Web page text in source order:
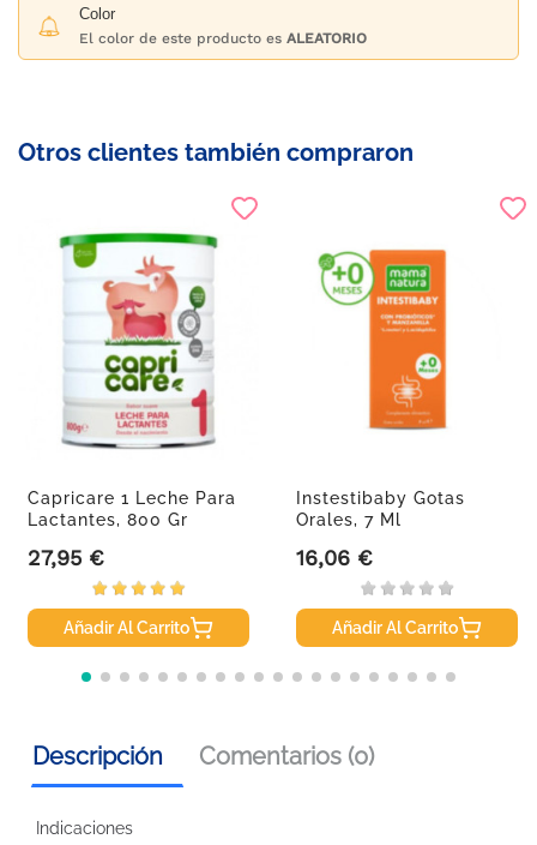
Color
El color de este producto es ALEATORIO
Otros clientes también compraron
Capricare 1 Leche Para
Lactantes, 800 Gr
Precio
27,95 €
Añadir Al Carrito
Instestibaby Gotas
Orales, 7 Ml
Precio
16,06 €
Añadir Al Carrito
Descripción Comentarios (0)
Indicaciones